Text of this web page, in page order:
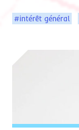
#intérêt général